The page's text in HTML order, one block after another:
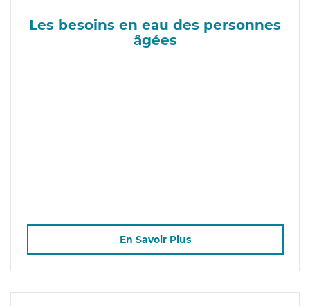
Les besoins en eau des personnes
âgées
En Savoir Plus